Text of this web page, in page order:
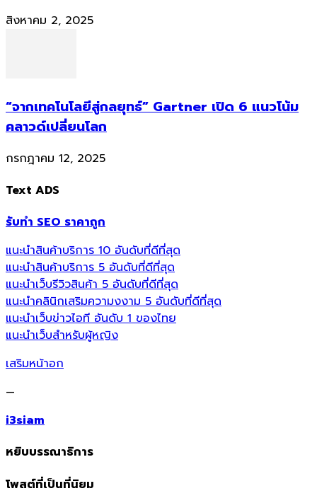
สิงหาคม 2, 2025
“จากเทคโนโลยีสู่กลยุทธ์” Gartner เปิด 6 แนวโน้ม
คลาวด์เปลี่ยนโลก
กรกฎาคม 12, 2025
Text ADS
รับทำ SEO ราคาถูก
แนะนำสินค้าบริการ 10 อันดับที่ดีที่สุด
แนะนำสินค้าบริการ 5 อันดับที่ดีที่สุด
แนะนำเว็บรีวิวสินค้า 5 อันดับที่ดีที่สุด
แนะนำคลินิกเสริมความงงาม 5 อันดับที่ดีที่สุด
แนะนำเว็บข่าวไอที อันดับ 1 ของไทย
แนะนำเว็บสำหรับผู้หญิง
เสริมหน้าอก
—
i3siam
หยิบบรรณาธิการ
โพสต์ที่เป็นที่นิยม